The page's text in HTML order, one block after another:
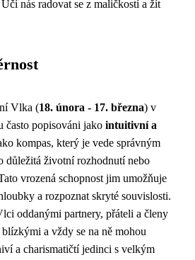
nás radovat se z maličkostí a žít
Vlka (18. února - 17. března) v
často popisováni jako intuitivní a
kompas, který je vede správným
důležitá životní rozhodnutí nebo
vrozená schopnost jim umožňuje
a rozpoznat skryté souvislosti.
oddanými partnery, přáteli a členy
a vždy se na ně mohou
a charismatičtí jedinci s velkým